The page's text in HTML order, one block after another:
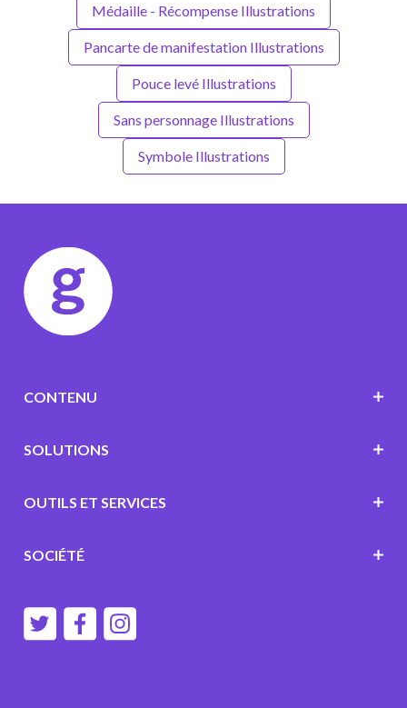
Médaille - Récompense Illustrations
Pancarte de manifestation Illustrations
Pouce levé Illustrations
Sans personnage Illustrations
Symbole Illustrations
CONTENU
SOLUTIONS
OUTILS ET SERVICES
SOCIÉTÉ